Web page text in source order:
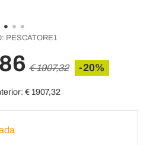
PESCATORE1
€ 1907,32 -20%
€ 1907,32